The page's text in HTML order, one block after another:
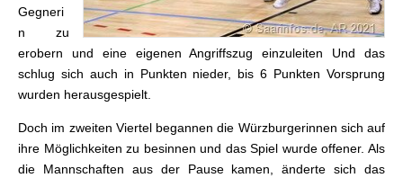
Gegneri
n zu
erobern und eine eigenen Angriffszug einzuleiten Und das
schlug sich auch in Punkten nieder, bis 6 Punkten Vorsprung
wurden herausgespielt.
Doch im zweiten Viertel begannen die Würzburgerinnen sich auf
ihre Möglichkeiten zu besinnen und das Spiel wurde offener. Als
die Mannschaften aus der Pause kamen, änderte sich das